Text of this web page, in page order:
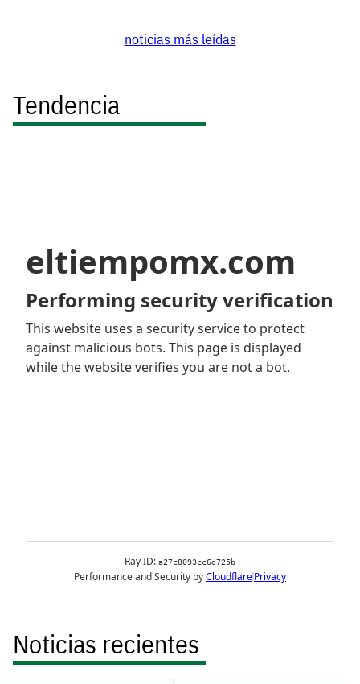
noticias más leídas
Tendencia
Noticias recientes